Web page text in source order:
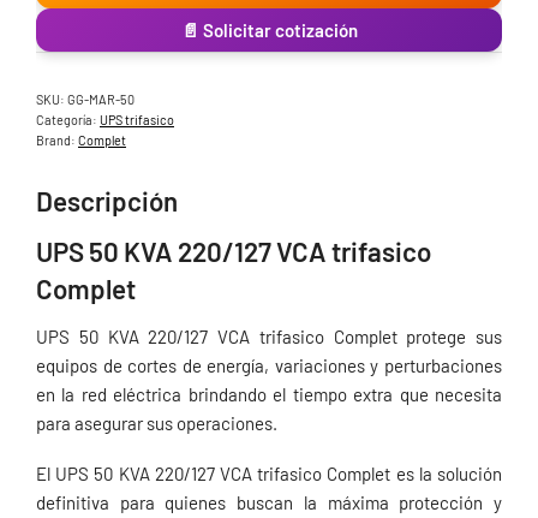
📄 Solicitar cotización
SKU: GG-MAR-50
Categoría: UPS trifasico
Brand: Complet
Descripción
UPS 50 KVA 220/127 VCA trifasico
Complet
UPS 50 KVA 220/127 VCA trifasico Complet protege sus
equipos de cortes de energía, variaciones y perturbaciones
en la red eléctrica brindando el tiempo extra que necesita
para asegurar sus operaciones.
El UPS 50 KVA 220/127 VCA trifasico Complet es la solución
definitiva para quienes buscan la máxima protección y